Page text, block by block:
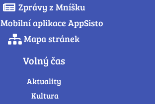
Zprávy z Mníšku
Mobilní aplikace AppSisto
Mapa stránek
Volný čas
Aktuality
Kultura